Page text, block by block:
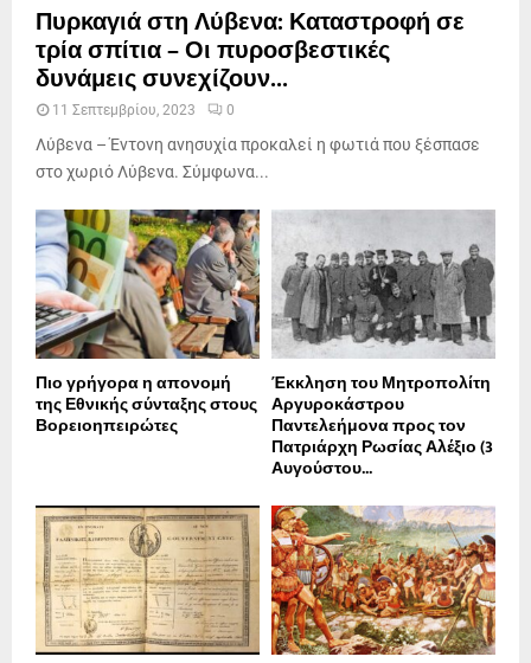
Πυρκαγιά στη Λύβενα: Καταστροφή σε
τρία σπίτια – Οι πυροσβεστικές
δυνάμεις συνεχίζουν...
11 Σεπτεμβρίου, 2023 0
Λύβενα – Έντονη ανησυχία προκαλεί η φωτιά που ξέσπασε
στο χωριό Λύβενα. Σύμφωνα...
Πιο γρήγορα η απονοµή
της Εθνικής σύνταξης στους
Βορειοηπειρώτες
Έκκληση του Μητροπολίτη
Αργυροκάστρου
Παντελεήμονα προς τον
Πατριάρχη Ρωσίας Αλέξιο (3
Αυγούστου...